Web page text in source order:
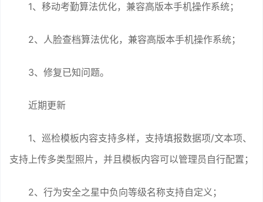
1、移动考勤算法优化，兼容高版本手机操作系统；
2、人脸查档算法优化，兼容高版本手机操作系统；
3、修复已知问题。
近期更新
1、巡检模板内容支持多样，支持填报数据项/文本项、
支持上传多类型照片，并且模板内容可以管理员自行配置；
2、行为安全之星中负向等级名称支持自定义；